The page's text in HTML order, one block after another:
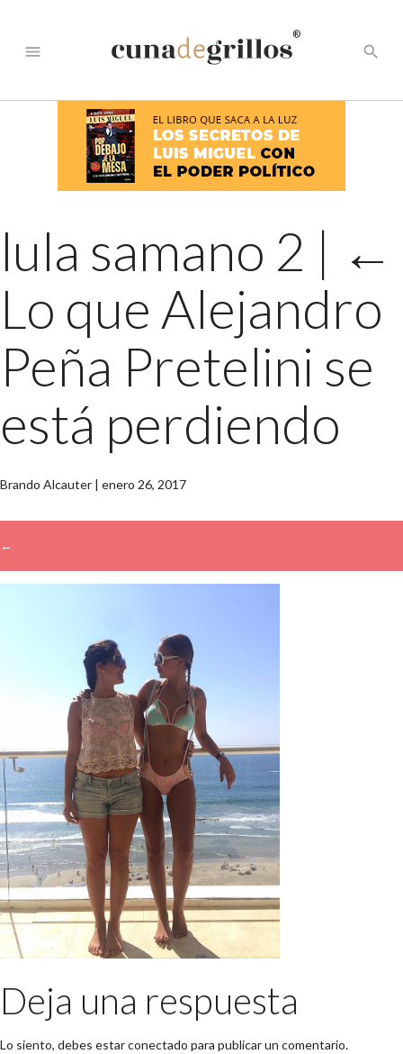
menu
®
search
lula samano 2 | ←
Lo que Alejandro
Peña Pretelini se
está perdiendo
Brando Alcauter | enero 26, 2017
←
Deja una respuesta
Lo siento, debes estarconectado para publicar un comentario.